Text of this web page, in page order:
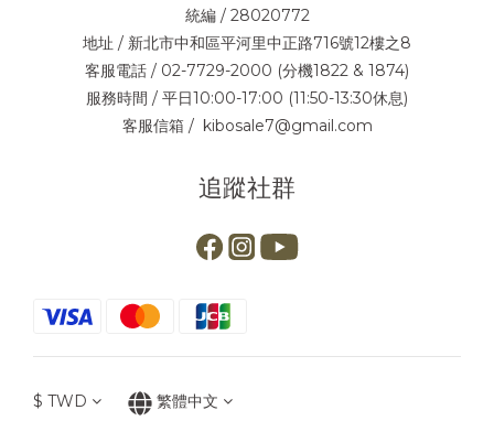
統編 / 28020772
地址 / 新北市中和區平河里中正路716號12樓之8
客服電話 / 02-7729-2000 (分機1822 & 1874)
服務時間 / 平日10:00-17:00 (11:50-13:30休息)
客服信箱 / kibosale7@gmail.com
追蹤社群
$ TWD 繁體中文